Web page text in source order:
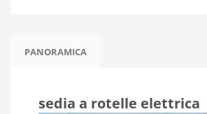
PANORAMICA
sedia a rotelle elettrica